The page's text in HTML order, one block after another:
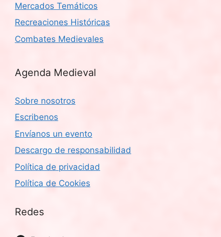
Mercados Temáticos
Recreaciones Históricas
Combates Medievales
Agenda Medieval
Sobre nosotros
Escribenos
Envíanos un evento
Descargo de responsabilidad
Política de privacidad
Política de Cookies
Redes